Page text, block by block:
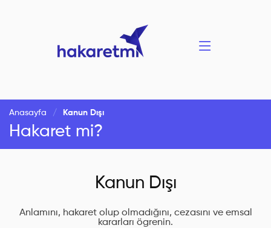
Anasayfa Kanun Dışı
Hakaret mi?
Kanun Dışı
Anlamını, hakaret olup olmadığını, cezasını ve emsal
kararları ögrenin.